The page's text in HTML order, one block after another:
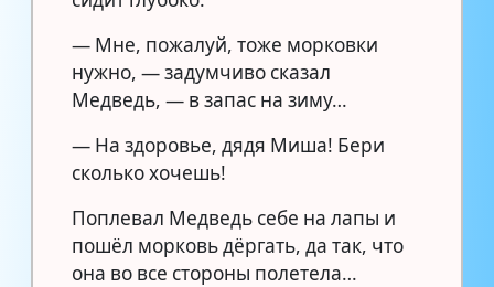
— Мне, пожалуй, тоже морковки
нужно, — задумчиво сказал
Медведь, — в запас на зиму…
— На здоровье, дядя Миша! Бери
сколько хочешь!
Поплевал Медведь себе на лапы и
пошёл морковь дёргать, да так, что
она во все стороны полетела…